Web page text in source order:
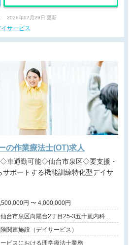
2026年07月29日 更新
サービス
の作業療法士(OT)求人
ポートする機能訓練特化型デイサ
年収 3,500,000円 〜 4,000,000円
台市泉区向陽台2丁目25-3五十嵐内科ク
二階
関連施設（デイサービス）
ビスにおける理学療法士業務